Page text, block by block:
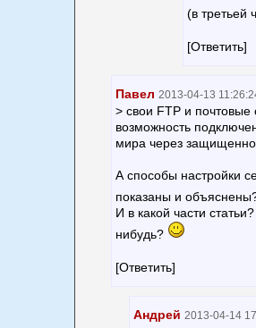
(в третьей
[Ответить]
Павел 2013-04-13
> свои FTP и
возможность
мира через
А способы настройки
показаны и
И в какой части
нибудь?
[Ответить]
Андрей 2013-04-14